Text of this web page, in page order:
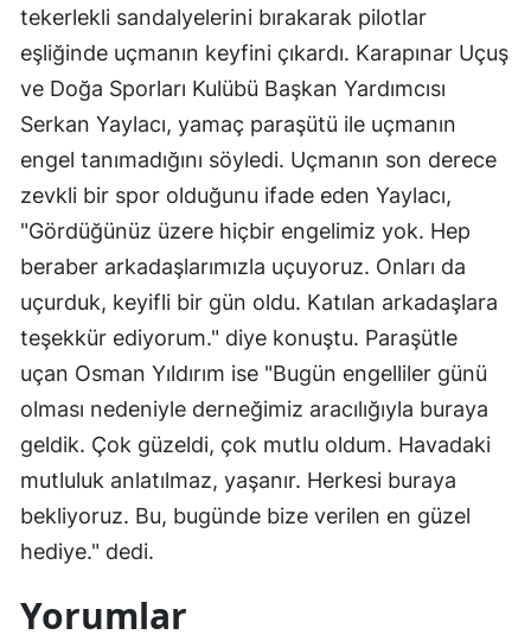
Erzurum
Eskişehir
Giresun
Gümüşhane
Hakkari
Hatay
Mersin
İstanbul
tekerlekli sandalyelerini bırakarak pilotlar
eşliğinde uçmanın keyfini çıkardı. Karapınar Uçuş
ve Doğa Sporları Kulübü Başkan Yardımcısı
Serkan Yaylacı, yamaç paraşütü ile uçmanın
engel tanımadığını söyledi. Uçmanın son derece
zevkli bir spor olduğunu ifade eden Yaylacı,
"Gördüğünüz üzere hiçbir engelimiz yok. Hep
beraber arkadaşlarımızla uçuyoruz. Onları da
uçurduk, keyifli bir gün oldu. Katılan arkadaşlara
teşekkür ediyorum." diye konuştu. Paraşütle
uçan Osman Yıldırım ise "Bugün engelliler günü
olması nedeniyle derneğimiz aracılığıyla buraya
geldik. Çok güzeldi, çok mutlu oldum. Havadaki
mutluluk anlatılmaz, yaşanır. Herkesi buraya
bekliyoruz. Bu, bugünde bize verilen en güzel
hediye." dedi.
Yorumlar